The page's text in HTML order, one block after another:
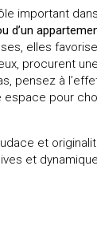
important
d’un
elles
procurent
pensez à
pour
et
et